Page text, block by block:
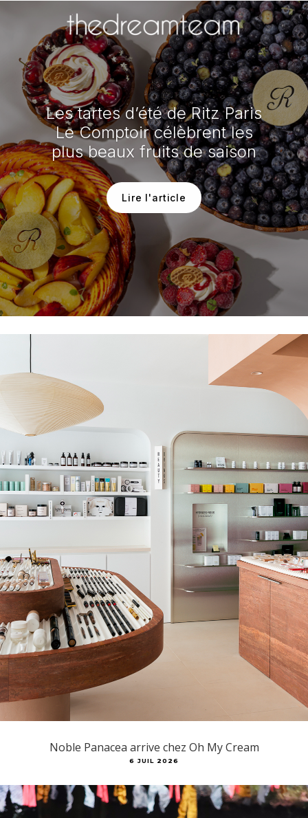
Les tartes d’été de Ritz Paris
Le Comptoir célèbrent les
plus beaux fruits de saison
Lire l'article
Noble Panacea arrive chez Oh My Cream
6 JUIL 2026